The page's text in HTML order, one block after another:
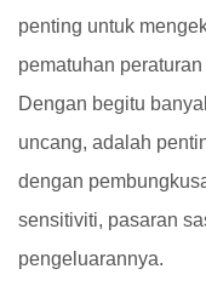
penting untuk
pematuhan
Dengan begitu
uncang, adalah
dengan
sensitiviti, pasaran
pengeluarannya.